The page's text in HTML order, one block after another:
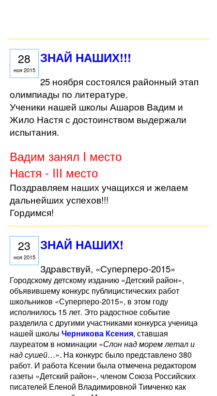
28
ноя 2015
ЗНАЙ НАШИХ!!!
25 ноября состоялся районный этап
олимпиады по литературе.
Ученики нашей школы Ашаров Вадим и
Жило Настя с достоинством выдержали
испытания.
Вадим занял I место
Настя - III место
Поздравляем наших учащихся и желаем
дальнейших успехов!!!
Гордимся!
23
ноя 2015
ЗНАЙ НАШИХ!
Здравствуй, «Суперперо-2015»
Городскому детскому изданию «Детский район»,
объявившему конкурс публицистических работ
школьников «Суперперо-2015», в этом году
исполнилось 15 лет. Это радостное событие
разделила с другими участниками конкурса ученица
нашей школы Черникова Ксения, ставшая
лауреатом в номинации «Слон над морем летал и
над сушей…». На конкурс было представлено 380
работ. И работа Ксении была отмечена редактором
газеты «Детский район», членом Союза Российских
писателей Еленой Владимировной Тимченко как